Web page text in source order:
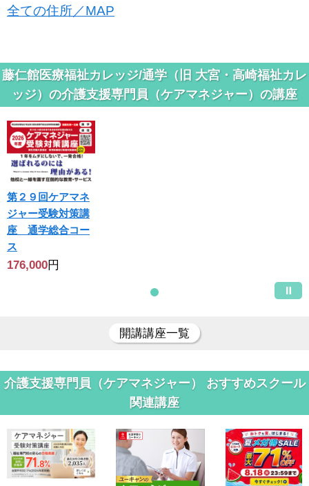
全ての住所／MAP
藤仁館医療福祉カレッジ/通学（旧 大宮・高崎福祉カレ
ッジ）の介護支援専門員（ケアマネジャー）の講座
第２９回ケアマネ
ジャー受験対策講
座 通学総合コー
ス
176,000円
開講講座一覧
介護支援専門員（ケアマネジャー） おすすめスクール
関連講座